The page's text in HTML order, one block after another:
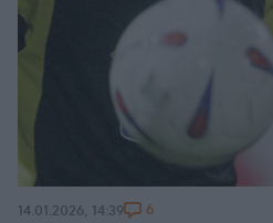
14.01.2026, 14:39 6